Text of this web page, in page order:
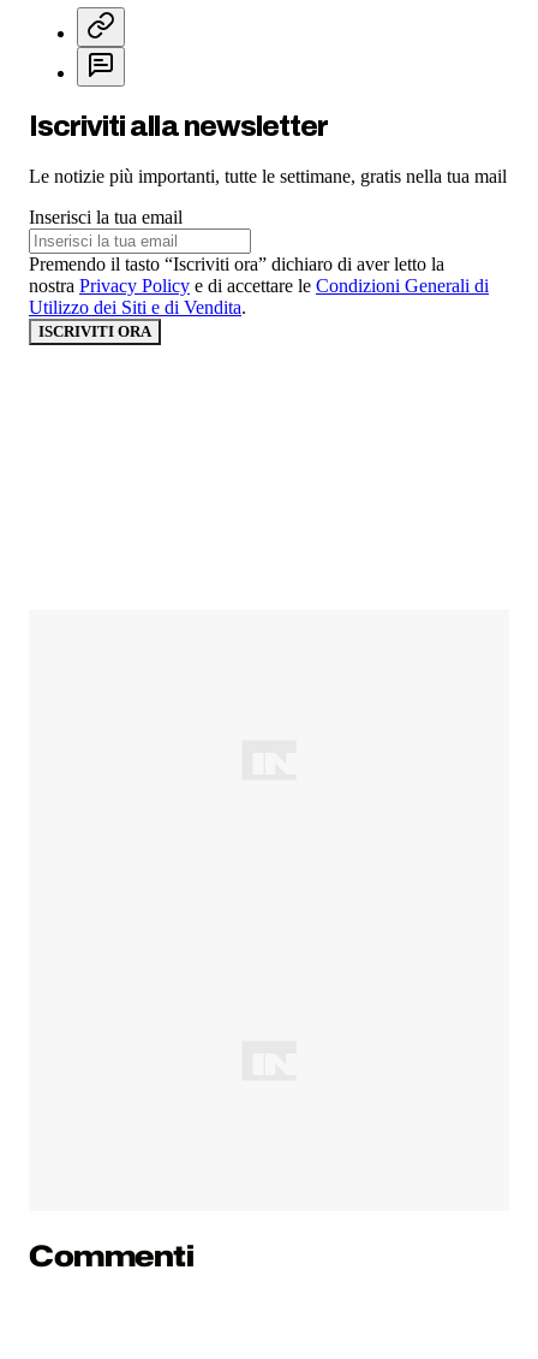
Iscriviti alla newsletter
Le notizie più importanti, tutte le settimane, gratis nella tua mail
Inserisci la tua email
Premendo il tasto “Iscriviti ora” dichiaro di aver letto la
nostra Privacy Policy e di accettare le Condizioni Generali di
Utilizzo dei Siti e di Vendita.
ISCRIVITI ORA
Commenti